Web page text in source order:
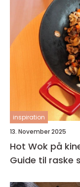
inspiration
13. November 2025
Hot Wok på
Guide til raske